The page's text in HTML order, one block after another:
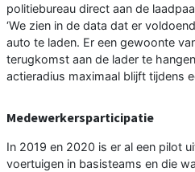
politiebureau direct aan de
‘We zien in de data dat er
auto te laden. Er een gewoonte
terugkomst aan de lader te
actieradius maximaal blijft tijdens
Medewerkersparticipatie
In 2019 en 2020 is er al een pilot
voertuigen in basisteams en die